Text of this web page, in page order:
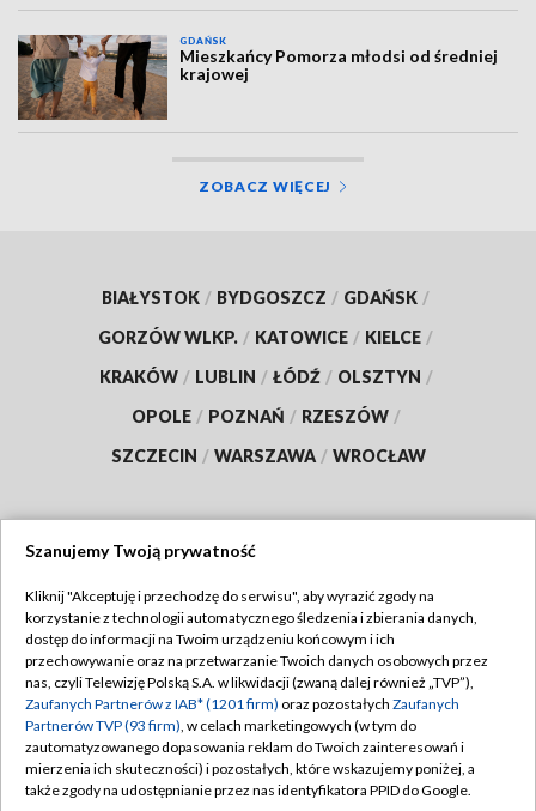
GDAŃSK
Mieszkańcy Pomorza młodsi od średniej
krajowej
ZOBACZ WIĘCEJ
BIAŁYSTOK / BYDGOSZCZ / GDAŃSK /
GORZÓW WLKP. / KATOWICE / KIELCE /
KRAKÓW / LUBLIN / ŁÓDŹ / OLSZTYN /
OPOLE / POZNAŃ / RZESZÓW /
SZCZECIN / WARSZAWA / WROCŁAW
TVP
Abonament TVP
Emisja w TVP
Centrum informacji TVP
Naziemna Telewizja Cyfrowa
Regulamin TVP
Polityka prywatności
Moje zgody
Pomoc
Szanujemy Twoją prywatność
Kliknij "Akceptuję i przechodzę do serwisu", aby wyrazić zgody na
korzystanie z technologii automatycznego śledzenia i zbierania danych,
dostęp do informacji na Twoim urządzeniu końcowym i ich
przechowywanie oraz na przetwarzanie Twoich danych osobowych przez
nas, czyli Telewizję Polską S.A. w likwidacji (zwaną dalej również „TVP”),
Zaufanych Partnerów z IAB* (1201 firm) oraz pozostałych Zaufanych
Partnerów TVP (93 firm), w celach marketingowych (w tym do
zautomatyzowanego dopasowania reklam do Twoich zainteresowań i
mierzenia ich skuteczności) i pozostałych, które wskazujemy poniżej, a
także zgody na udostępnianie przez nas identyfikatora PPID do Google.